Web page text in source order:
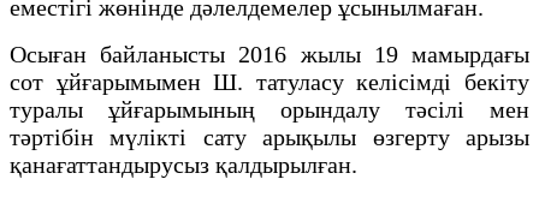
еместігі жөнінде дәлелдемелер ұсынылмаған.
Осыған байланысты 2016 жылы 19 мамырдағы
сот ұйғарымымен Ш. татуласу келісімді бекіту
туралы ұйғарымының орындалу тәсілі мен
тәртібін мүлікті сату арықылы өзгерту арызы
қанағаттандырусыз қалдырылған.